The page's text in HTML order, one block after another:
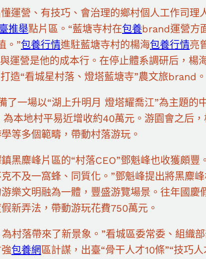
運營、有技巧、會治理的鄉村個人工作司理
推舉點片區。“藍塘寺村在包養brand運營方
。”包養行情進駐藍塘寺村的楊海包養行情亮
運營是他的成本行。在停止體系調研后，楊
造“看城星村落、燈塔藍塘寺”農文旅brand。
了一場以“湖上升明月 燈塔耀喬江”為主題的
本地村平易近增收約40萬元。游園會之后
等多個範疇，帶動村落游玩。
黑麋峰片區的“村落CEO”鄧魁峰也收獲頗豐
不及一窩蜂、同質化。”鄧魁峰提出將黑麋
樂文明融為一體，豐盛游覽場景。往年國慶
新弄法，帶動游玩花費750萬元。
為村落帶來了新景象。”看城區委常委、組織
包養網區計謀，出臺“骨干人才10條”“技巧人